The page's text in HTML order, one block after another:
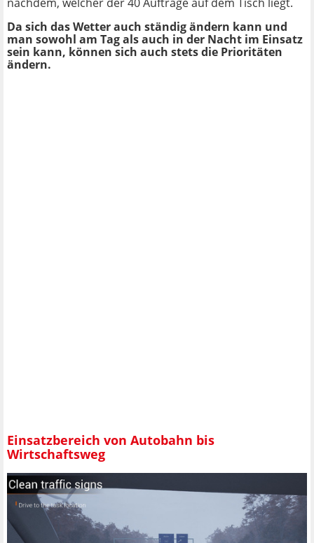
nachdem, welcher der 40 Aufträge auf dem Tisch liegt.
Da sich das Wetter auch ständig ändern kann und
man sowohl am Tag als auch in der Nacht im Einsatz
sein kann, können sich auch stets die Prioritäten
ändern.
Einsatzbereich von Autobahn bis
Wirtschaftsweg